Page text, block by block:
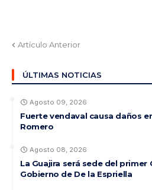
Artículo Anterior
ÚLTIMAS NOTICIAS
Agosto 09, 2026
Fuerte vendaval causa daños
Romero
Agosto 08, 2026
La Guajira será sede del
Gobierno de De la Espriella